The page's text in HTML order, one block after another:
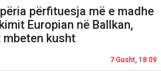
përfituesja më e madhe
Europian në Ballkan,
mbeten kusht
7 Gusht, 18:09